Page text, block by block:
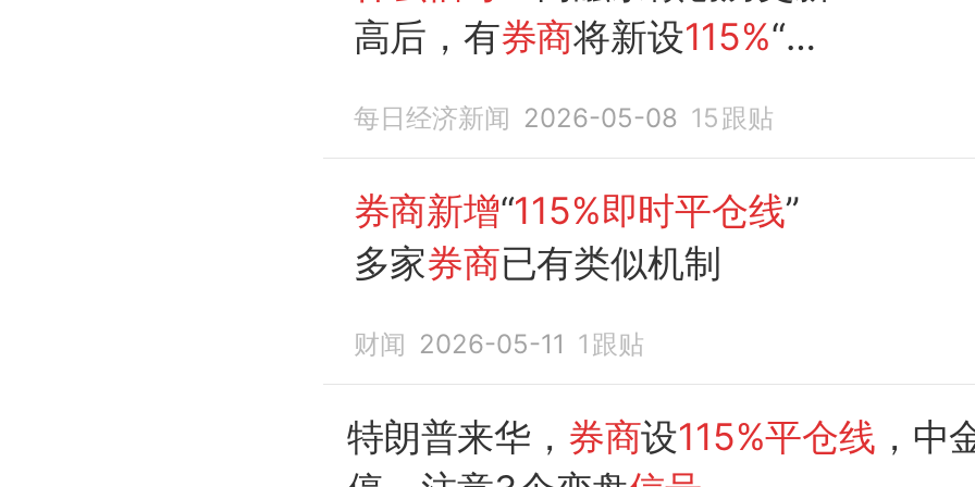
高后，有券商将新设115%“即
每日经济新闻 2026-05-08 15 跟贴
券商新增“115%即时平仓线”
多家券商已有类似机制
财闻 2026-05-11 1 跟贴
特朗普来华， 券商设115%平仓线 ，中